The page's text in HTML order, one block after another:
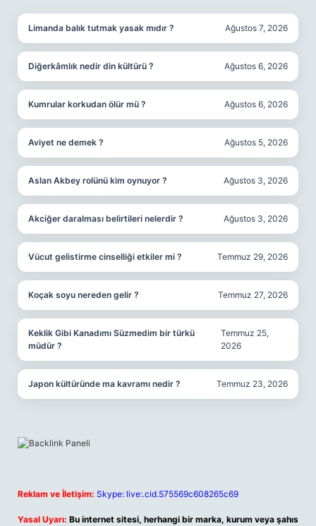
Limanda balık tutmak yasak mıdır ? Ağustos 7, 2026
Diğerkâmlık nedir din kültürü ? Ağustos 6, 2026
Kumrular korkudan ölür mü ? Ağustos 6, 2026
Aviyet ne demek ? Ağustos 5, 2026
Aslan Akbey rolünü kim oynuyor ? Ağustos 3, 2026
Akciğer daralması belirtileri nelerdir ? Ağustos 3, 2026
Vücut gelistirme cinselliği etkiler mi ? Temmuz 29, 2026
Koçak soyu nereden gelir ? Temmuz 27, 2026
Keklik Gibi Kanadımı Süzmedim bir türkü
müdür ?
Temmuz 25,
2026
Japon kültüründe ma kavramı nedir ? Temmuz 23, 2026
Reklam ve İletişim: Skype: live:.cid.575569c608265c69
Yasal Uyarı: Bu internet sitesi, herhangi bir marka, kurum veya şahıs